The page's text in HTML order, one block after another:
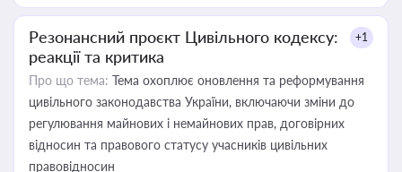
Резонансний проєкт Цивільного кодексу:
реакції та критика
+1
Про що тема: Тема охоплює оновлення та реформування
цивільного законодавства України, включаючи зміни до
регулювання майнових і немайнових прав, договірних
відносин та правового статусу учасників цивільних
правовідносин